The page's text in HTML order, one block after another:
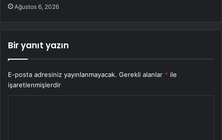
Ağustos 6, 2026
Bir yanıt yazın
E-posta adresiniz yayınlanmayacak. Gerekli alanlar * ile
işaretlenmişlerdir